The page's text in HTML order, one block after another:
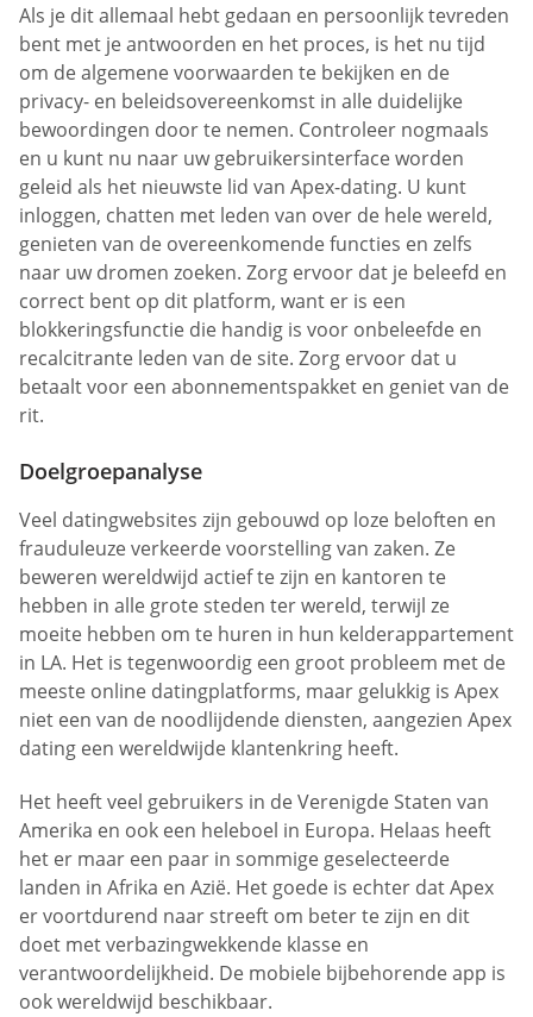
Als je dit allemaal hebt gedaan en persoonlijk tevreden
bent met je antwoorden en het proces, is het nu tijd
om de algemene voorwaarden te bekijken en de
privacy- en beleidsovereenkomst in alle duidelijke
bewoordingen door te nemen. Controleer nogmaals
en u kunt nu naar uw gebruikersinterface worden
geleid als het nieuwste lid van Apex-dating. U kunt
inloggen, chatten met leden van over de hele wereld,
genieten van de overeenkomende functies en zelfs
naar uw dromen zoeken. Zorg ervoor dat je beleefd en
correct bent op dit platform, want er is een
blokkeringsfunctie die handig is voor onbeleefde en
recalcitrante leden van de site. Zorg ervoor dat u
betaalt voor een abonnementspakket en geniet van de
rit.
Doelgroepanalyse
Veel datingwebsites zijn gebouwd op loze beloften en
frauduleuze verkeerde voorstelling van zaken. Ze
beweren wereldwijd actief te zijn en kantoren te
hebben in alle grote steden ter wereld, terwijl ze
moeite hebben om te huren in hun kelderappartement
in LA. Het is tegenwoordig een groot probleem met de
meeste online datingplatforms, maar gelukkig is Apex
niet een van de noodlijdende diensten, aangezien Apex
dating een wereldwijde klantenkring heeft.
Het heeft veel gebruikers in de Verenigde Staten van
Amerika en ook een heleboel in Europa. Helaas heeft
het er maar een paar in sommige geselecteerde
landen in Afrika en Azië. Het goede is echter dat Apex
er voortdurend naar streeft om beter te zijn en dit
doet met verbazingwekkende klasse en
verantwoordelijkheid. De mobiele bijbehorende app is
ook wereldwijd beschikbaar.